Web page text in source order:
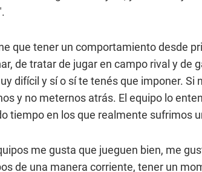
que tener un comportamiento desde
de tratar de jugar en campo rival y de
difícil y sí o sí te tenés que imponer. Si
y no meternos atrás. El equipo lo
tiempo en los que realmente sufrimos
me gusta que jueguen bien, me
de una manera corriente, tener un